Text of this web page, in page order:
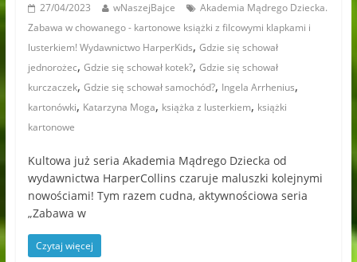
27/04/2023 wNaszejBajce
Akademia Mądrego Dziecka.
Zabawa w chowanego - kartonowe książki z filcowymi klapkami i
lusterkiem! Wydawnictwo HarperKids, Gdzie się schował
jednorożec, Gdzie się schował kotek?, Gdzie się schował
kurczaczek, Gdzie się schował samochód?, Ingela Arrhenius,
kartonówki, Katarzyna Moga, książka z lusterkiem, książki
kartonowe
Kultowa już seria Akademia Mądrego Dziecka od
wydawnictwa HarperCollins czaruje maluszki kolejnymi
nowościami! Tym razem cudna, aktywnościowa seria
„Zabawa w
Czytaj więcej